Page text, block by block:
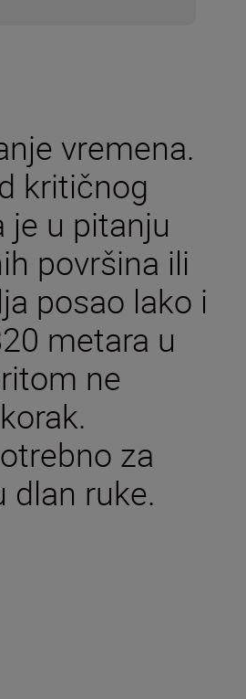
vremena.
kritičnog
je u pitanju
površina ili
posao lako i
metara u
ne
za
dlan ruke.